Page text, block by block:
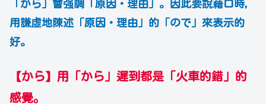
「から」會强調「原因・ 理由」。因此要說藉口時，
用謙虛地陳述「原因・理由 」的「ので」來表示的
好。
【から】用「から」遲到都是「火車的錯」的
感覺。